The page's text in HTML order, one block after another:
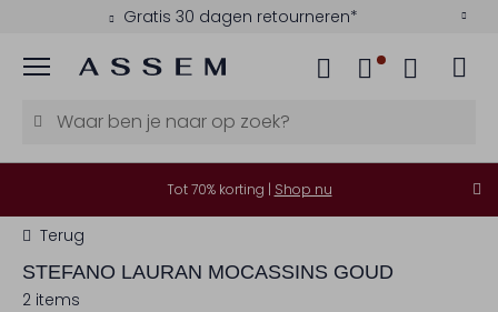
Gratis 30 dagen retourneren*
Menu
Tot 70% korting | Shop nu
Terug
STEFANO LAURAN MOCASSINS GOUD
2 items